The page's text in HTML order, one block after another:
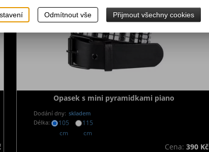
Opasek s mini pyramidkami piano
Dodání dny: skladem
Délka:
105
cm
115
cm
Cena: 390 Kč
Odmítnout vše Přijmout všechny cookies